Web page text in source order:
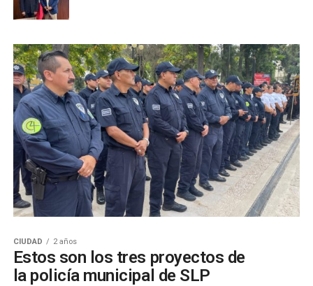
CIUDAD 2 años
Estos son los tres proyectos de
la policía municipal de SLP